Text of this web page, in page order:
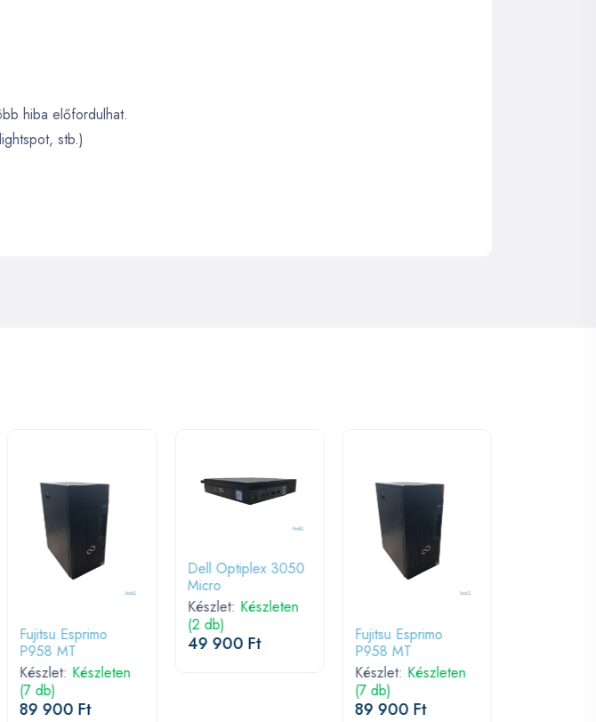
hiba előfordulhat.
stb.)
Fujitsu Esprimo
P958 MT
Készlet: Készleten
(7 db)
89 900 Ft
Dell Optiplex 3050
Micro
Készlet: Készleten
(2 db)
49 900 Ft
Fujitsu Esprimo
P958 MT
Készlet: Készleten
(7 db)
89 900 Ft